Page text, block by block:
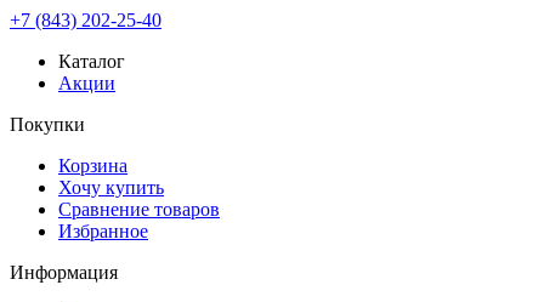
+7 (843) 202-25-40
Каталог
Акции
Покупки
Корзина
Хочу купить
Сравнение товаров
Избранное
Информация